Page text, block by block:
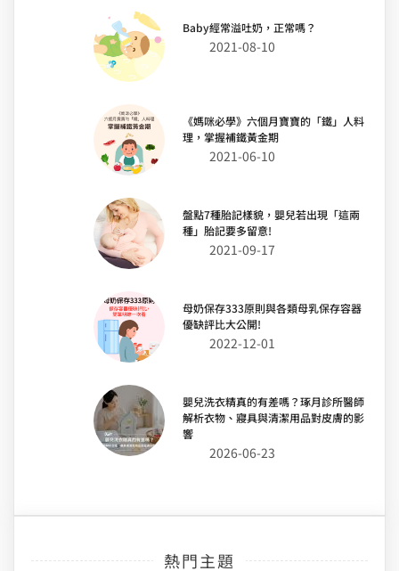
Baby經常溢吐奶，正常嗎？
2021-08-10
《媽咪必學》六個月寶寶的「鐵」人料
理，掌握補鐵黃金期
2021-06-10
盤點7種胎記樣貌，嬰兒若出現「這兩
種」胎記要多留意!
2021-09-17
母奶保存333原則與各類母乳保存容器
優缺評比大公開!
2022-12-01
嬰兒洗衣精真的有差嗎？琢月診所醫師
解析衣物、寢具與清潔用品對皮膚的影
響
2026-06-23
熱門主題